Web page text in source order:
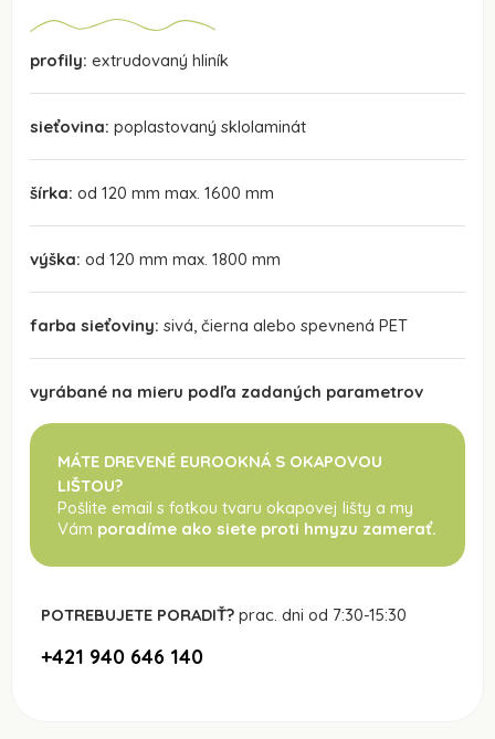
profily: extrudovaný hliník
sieťovina: poplastovaný sklolaminát
šírka: od 120 mm max. 1600 mm
výška: od 120 mm max. 1800 mm
farba sieťoviny: sivá, čierna alebo spevnená PET
vyrábané na mieru podľa zadaných parametrov
MÁTE DREVENÉ EUROOKNÁ S OKAPOVOU
LIŠTOU?
Pošlite email s fotkou tvaru okapovej lišty a my
Vám poradíme ako siete proti hmyzu zamerať.
POTREBUJETE PORADIŤ? prac. dni od 7:30-15:30
+421 940 646 140